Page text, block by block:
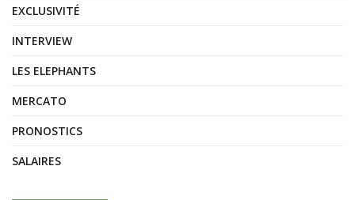
EXCLUSIVITÉ
INTERVIEW
LES ELEPHANTS
MERCATO
PRONOSTICS
SALAIRES